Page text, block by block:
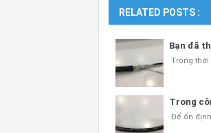
RELATED POSTS :
Bạn đã
Trong thời
Trong
Để ổn